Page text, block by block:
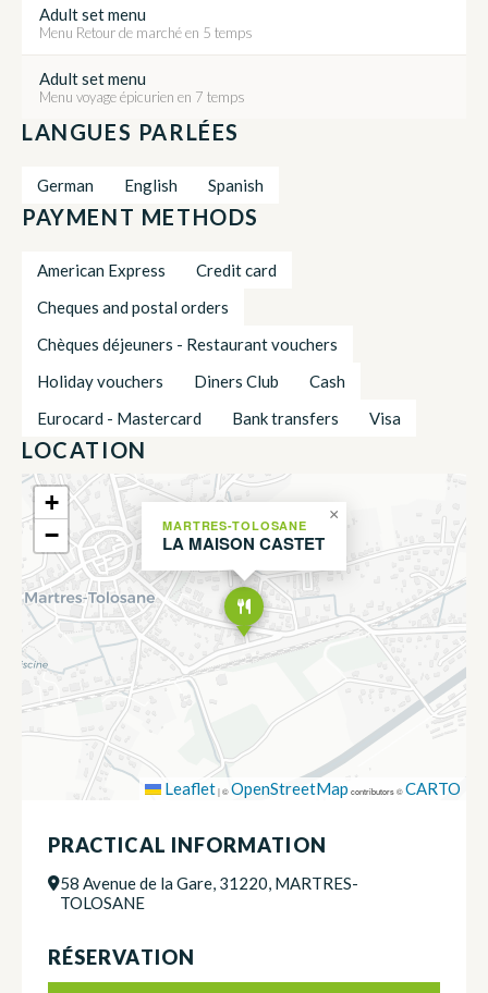
Adult set menu
Menu Retour de marché en 5 temps
Adult set menu
Menu voyage épicurien en 7 temps
LANGUES PARLÉES
German English Spanish
PAYMENT METHODS
American Express
Credit card
Cheques and postal orders
Chèques déjeuners - Restaurant vouchers
Holiday vouchers
Diners Club
Cash
Eurocard - Mastercard
Bank transfers Visa
LOCATION
MARTRES-TOLOSANE
LA MAISON CASTET
×
+
−
Leaflet|©OpenStreetMap contributors ©CARTO
PRACTICAL INFORMATION
58 Avenue de la Gare, 31220, MARTRES-
TOLOSANE
RÉSERVATION